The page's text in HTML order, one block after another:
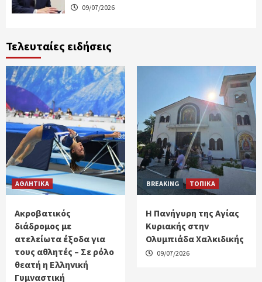
09/07/2026
Τελευταίες ειδήσεις
ΑΘΛΗΤΙΚΑ
Ακροβατικός
διάδρομος με
ατελείωτα έξοδα για
τους αθλητές – Σε ρόλο
θεατή η Ελληνική
Γυμναστική
BREAKING ΤΟΠΙΚΑ
Η Πανήγυρη της Αγίας
Κυριακής στην
Ολυμπιάδα Χαλκιδικής
09/07/2026